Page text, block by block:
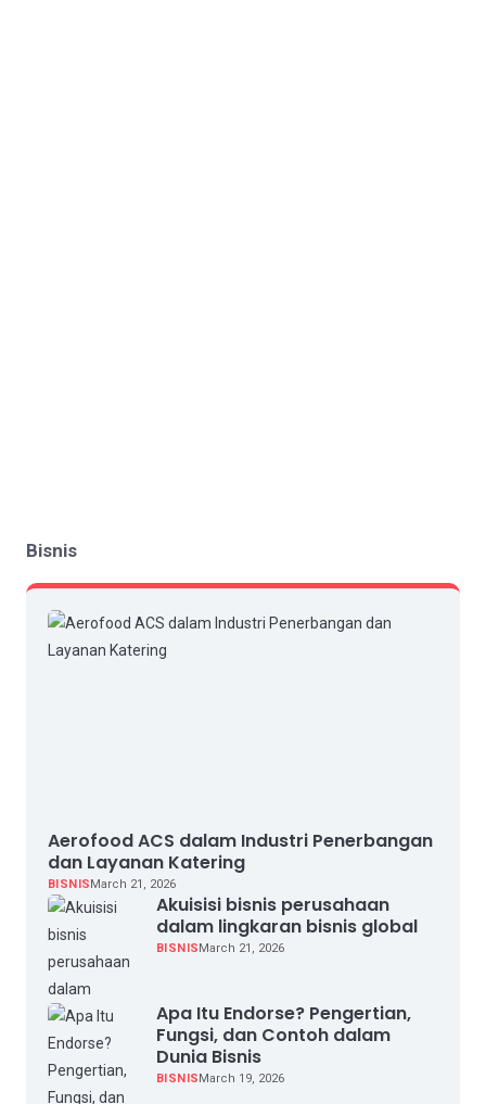
Bisnis
Aerofood ACS dalam Industri Penerbangan
dan Layanan Katering
BISNISMarch 21, 2026
Akuisisi bisnis perusahaan
dalam lingkaran bisnis global
BISNISMarch 21, 2026
Apa Itu Endorse? Pengertian,
Fungsi, dan Contoh dalam
Dunia Bisnis
BISNISMarch 19, 2026